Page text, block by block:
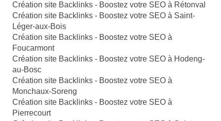
Création site Backlinks - Boostez votre SEO à Rétonval
Création site Backlinks - Boostez votre SEO à Saint-
Léger-aux-Bois
Création site Backlinks - Boostez votre SEO à
Foucarmont
Création site Backlinks - Boostez votre SEO à Hodeng-
au-Bosc
Création site Backlinks - Boostez votre SEO à
Monchaux-Soreng
Création site Backlinks - Boostez votre SEO à
Pierrecourt